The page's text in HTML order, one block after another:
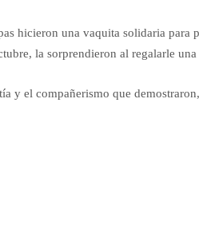
hicieron una vaquita solidaria para
la sorprendieron al regalarle
y el compañerismo que